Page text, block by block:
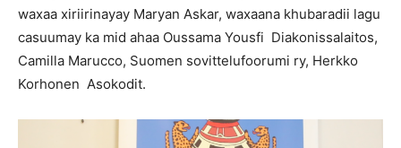
waxaa xiriirinayay Maryan Askar, waxaana khubaradii lagu
casuumay ka mid ahaa Oussama Yousfi Diakonissalaitos,
Camilla Marucco, Suomen sovittelufoorumi ry, Herkko
Korhonen Asokodit.